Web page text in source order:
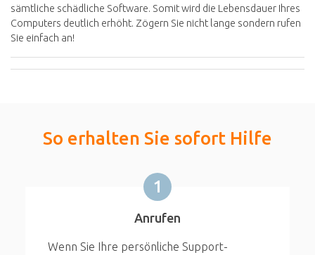
sämtliche schädliche Software. Somit wird die Lebensdauer Ihres
Computers deutlich erhöht. Zögern Sie nicht lange sondern rufen
Sie einfach an!
So erhalten Sie sofort Hilfe
1
Anrufen
Wenn Sie Ihre persönliche Support-